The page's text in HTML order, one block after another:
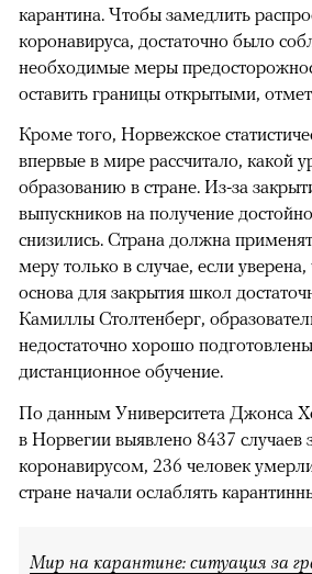
карантина. Чтобы замедлить
коронавируса, достаточно было
необходимые меры
оставить границы открытыми,
Кроме того, Норвежское
впервые в мире рассчитало, какой
образованию в стране. Из-за
выпускников на получение
снизились. Страна должна
меру только в случае, если
основа для закрытия школ
Камиллы Столтенберг,
недостаточно хорошо
дистанционное обучение.
По данным Университета Джонса
в Норвегии выявлено 8437 случаев
коронавирусом, 236 человек
стране начали ослаблять
Мир на карантине: ситуация за